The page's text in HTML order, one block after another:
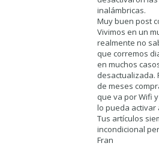
inalámbricas.
Muy buen post
Vivimos en un
realmente no
que corremos
en muchos
desactualizada.
de meses
que va por Wifi
lo pueda activar
Tus artículos
incondicional
Fran